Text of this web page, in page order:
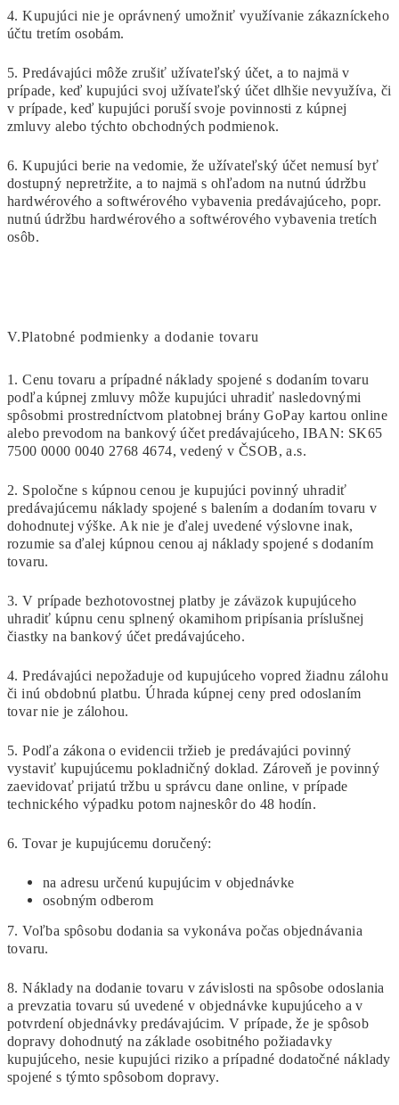
4. Kupujúci nie je oprávnený umožniť využívanie zákazníckeho
účtu tretím osobám.
5. Predávajúci môže zrušiť užívateľský účet, a to najmä v
prípade, keď kupujúci svoj užívateľský účet dlhšie nevyužíva, či
v prípade, keď kupujúci poruší svoje povinnosti z kúpnej
zmluvy alebo týchto obchodných podmienok.
6. Kupujúci berie na vedomie, že užívateľský účet nemusí byť
dostupný nepretržite, a to najmä s ohľadom na nutnú údržbu
hardwérového a softwérového vybavenia predávajúceho, popr.
nutnú údržbu hardwérového a softwérového vybavenia tretích
osôb.
V.Platobné podmienky a dodanie tovaru
1. Cenu tovaru a prípadné náklady spojené s dodaním tovaru
podľa kúpnej zmluvy môže kupujúci uhradiť nasledovnými
spôsobmi prostredníctvom platobnej brány GoPay kartou online
alebo prevodom na bankový účet predávajúceho, IBAN: SK65
7500 0000 0040 2768 4674, vedený v ČSOB, a.s.
2. Spoločne s kúpnou cenou je kupujúci povinný uhradiť
predávajúcemu náklady spojené s balením a dodaním tovaru v
dohodnutej výške. Ak nie je ďalej uvedené výslovne inak,
rozumie sa ďalej kúpnou cenou aj náklady spojené s dodaním
tovaru.
3. V prípade bezhotovostnej platby je záväzok kupujúceho
uhradiť kúpnu cenu splnený okamihom pripísania príslušnej
čiastky na bankový účet predávajúceho.
4. Predávajúci nepožaduje od kupujúceho vopred žiadnu zálohu
či inú obdobnú platbu. Úhrada kúpnej ceny pred odoslaním
tovar nie je zálohou.
5. Podľa zákona o evidencii tržieb je predávajúci povinný
vystaviť kupujúcemu pokladničný doklad. Zároveň je povinný
zaevidovať prijatú tržbu u správcu dane online, v prípade
technického výpadku potom najneskôr do 48 hodín.
6. Tovar je kupujúcemu doručený:
na adresu určenú kupujúcim v objednávke
osobným odberom
7. Voľba spôsobu dodania sa vykonáva počas objednávania
tovaru.
8. Náklady na dodanie tovaru v závislosti na spôsobe odoslania
a prevzatia tovaru sú uvedené v objednávke kupujúceho a v
potvrdení objednávky predávajúcim. V prípade, že je spôsob
dopravy dohodnutý na základe osobitného požiadavky
kupujúceho, nesie kupujúci riziko a prípadné dodatočné náklady
spojené s týmto spôsobom dopravy.